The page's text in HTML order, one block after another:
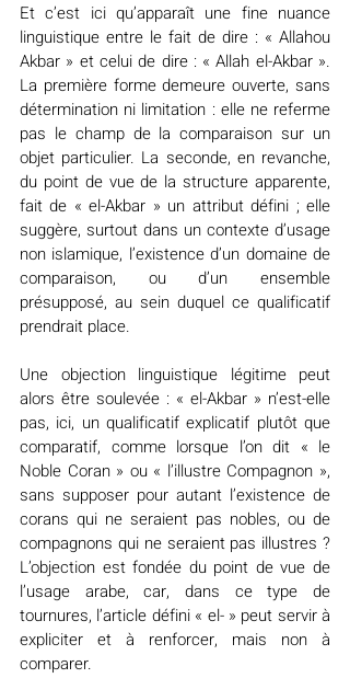
Et c’est ici qu’apparaît une fine nuance
linguistique entre le fait de dire : « Allahou
Akbar » et celui de dire : « Allah el-Akbar ».
La première forme demeure ouverte, sans
détermination ni limitation : elle ne referme
pas le champ de la comparaison sur un
objet particulier. La seconde, en revanche,
du point de vue de la structure apparente,
fait de « el-Akbar » un attribut défini ; elle
suggère, surtout dans un contexte d’usage
non islamique, l’existence d’un domaine de
comparaison, ou d’un ensemble
présupposé, au sein duquel ce qualificatif
prendrait place.
Une objection linguistique légitime peut
alors être soulevée : « el-Akbar » n’est-elle
pas, ici, un qualificatif explicatif plutôt que
comparatif, comme lorsque l’on dit « le
Noble Coran » ou « l’illustre Compagnon »,
sans supposer pour autant l’existence de
corans qui ne seraient pas nobles, ou de
compagnons qui ne seraient pas illustres ?
L’objection est fondée du point de vue de
l’usage arabe, car, dans ce type de
tournures, l’article défini « el- » peut servir à
expliciter et à renforcer, mais non à
comparer.